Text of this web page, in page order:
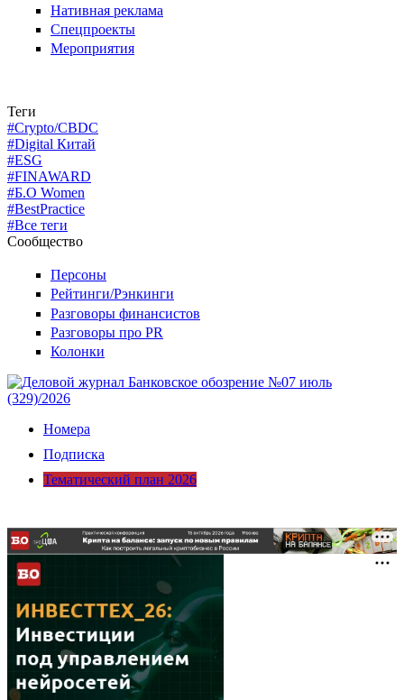
Нативная реклама
Спецпроекты
Мероприятия
Теги
#Crypto/CBDC
#Digital Китай
#ESG
#FINAWARD
#Б.О Women
#BestPractice
#Все теги
Сообщество
Персоны
Рейтинги/Рэнкинги
Разговоры финансистов
Разговоры про PR
Колонки
Номера
Подписка
Тематический план 2026